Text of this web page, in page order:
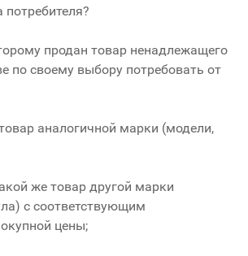
продан товар ненадлежащего
по своему выбору потребовать от
аналогичной марки (модели,
же товар другой марки
с соответствующим
цены;